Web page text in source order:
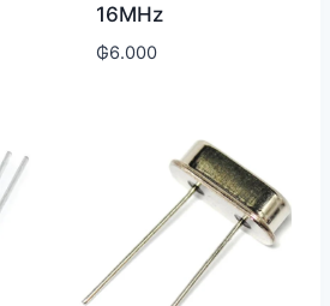
16MHz
₲6.000